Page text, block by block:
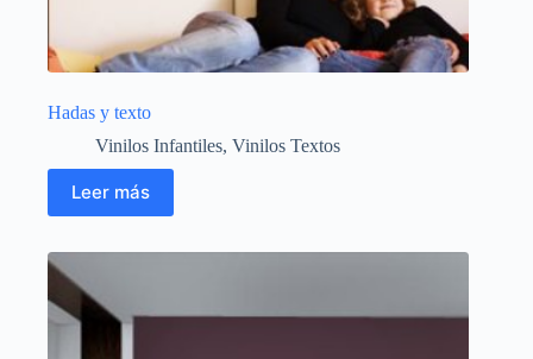
Hadas y texto
Vinilos Infantiles, Vinilos Textos
Leer más